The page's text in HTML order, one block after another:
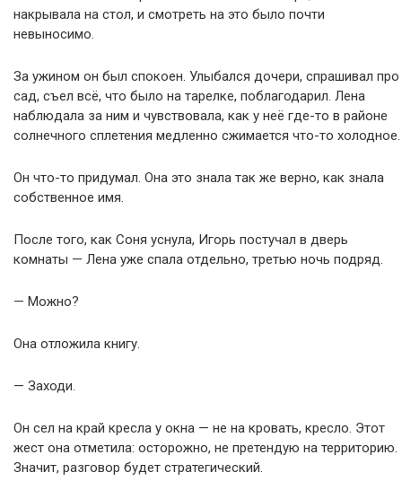
накрывала на стол, и смотреть на это было почти
невыносимо.
За ужином он был спокоен. Улыбался дочери, спрашивал про
сад, съел всё, что было на тарелке, поблагодарил. Лена
наблюдала за ним и чувствовала, как у неё где-то в районе
солнечного сплетения медленно сжимается что-то холодное.
Он что-то придумал. Она это знала так же верно, как знала
собственное имя.
После того, как Соня уснула, Игорь постучал в дверь
комнаты — Лена уже спала отдельно, третью ночь подряд.
— Можно?
Она отложила книгу.
— Заходи.
Он сел на край кресла у окна — не на кровать, кресло. Этот
жест она отметила: осторожно, не претендую на территорию.
Значит, разговор будет стратегический.